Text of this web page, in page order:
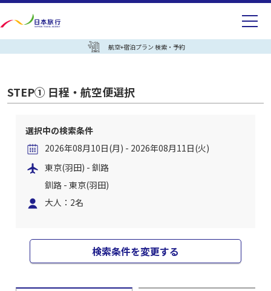
航空+宿泊プラン 検索・予約
STEP① 日程・航空便選択
選択中の検索条件
2026年08月10日(月) - 2026年08月11日(火)
東京(羽田) - 釧路
釧路 - 東京(羽田)
大人：2名
検索条件を変更する